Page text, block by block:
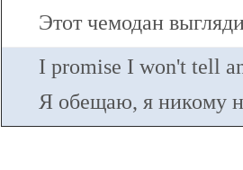
Этот чемодан
I promise I won't tell
Я обещаю, я никому